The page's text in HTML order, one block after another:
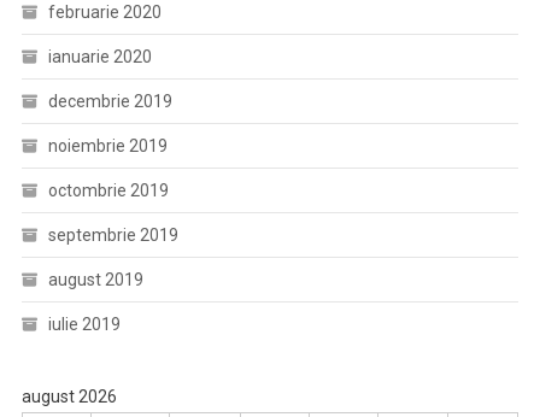
februarie 2020
ianuarie 2020
decembrie 2019
noiembrie 2019
octombrie 2019
septembrie 2019
august 2019
iulie 2019
august 2026